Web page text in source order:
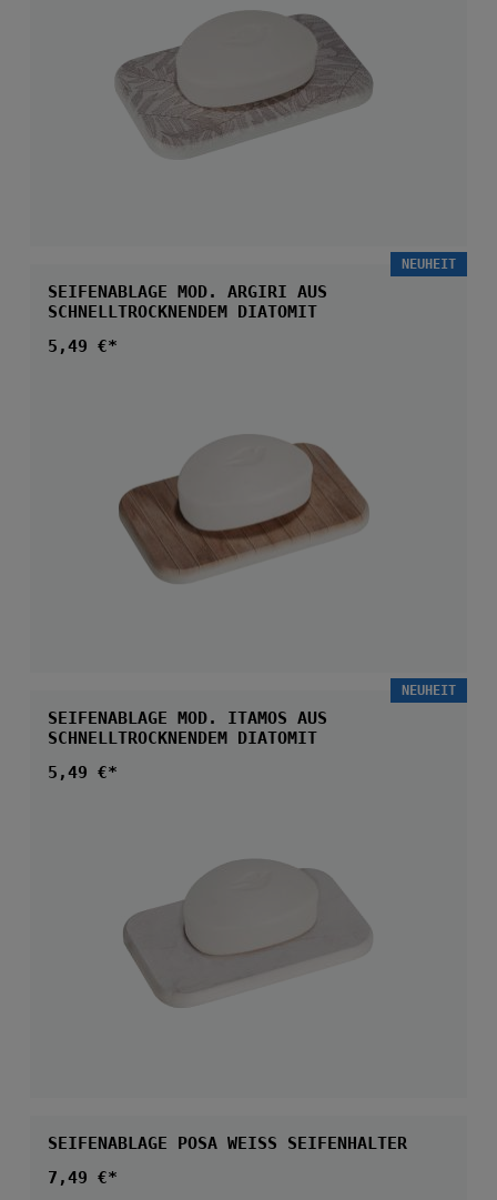
NEUHEIT
SEIFENABLAGE MOD. ARGIRI AUS
SCHNELLTROCKNENDEM DIATOMIT
Regulärer Preis:
5,49 €*
NEUHEIT
SEIFENABLAGE MOD. ITAMOS AUS
SCHNELLTROCKNENDEM DIATOMIT
Regulärer Preis:
5,49 €*
SEIFENABLAGE POSA WEISS SEIFENHALTER
Regulärer Preis:
7,49 €*